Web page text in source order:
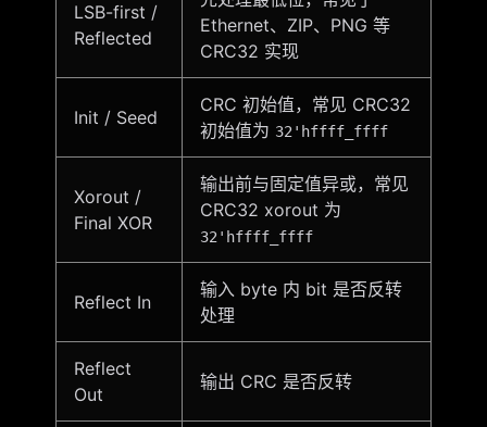
LSB-first /
Reflected
Ethernet、ZIP、PNG 等
CRC32 实现
Init / Seed
CRC 初始值，常见 CRC32
初始值为 32'hffff_ffff
Xorout /
Final XOR
输出前与固定值异或，常见
CRC32 xorout 为
32'hffff_ffff
Reflect In
输入 byte 内 bit 是否反转
处理
Reflect
Out
输出 CRC 是否反转